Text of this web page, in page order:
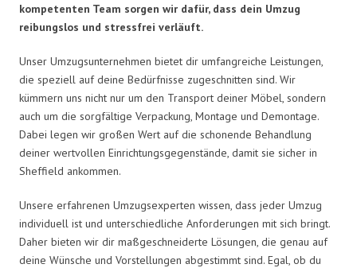
kompetenten Team sorgen wir dafür, dass dein Umzug
reibungslos und stressfrei verläuft.
Unser Umzugsunternehmen bietet dir umfangreiche Leistungen,
die speziell auf deine Bedürfnisse zugeschnitten sind. Wir
kümmern uns nicht nur um den Transport deiner Möbel, sondern
auch um die sorgfältige Verpackung, Montage und Demontage.
Dabei legen wir großen Wert auf die schonende Behandlung
deiner wertvollen Einrichtungsgegenstände, damit sie sicher in
Sheffield ankommen.
Unsere erfahrenen Umzugsexperten wissen, dass jeder Umzug
individuell ist und unterschiedliche Anforderungen mit sich bringt.
Daher bieten wir dir maßgeschneiderte Lösungen, die genau auf
deine Wünsche und Vorstellungen abgestimmt sind. Egal, ob du